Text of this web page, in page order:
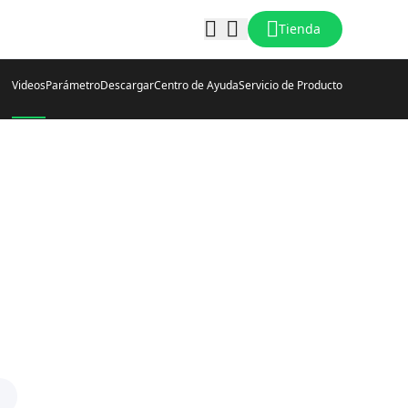
Tienda
VideosParámetroDescargarCentro de AyudaServicio de Producto